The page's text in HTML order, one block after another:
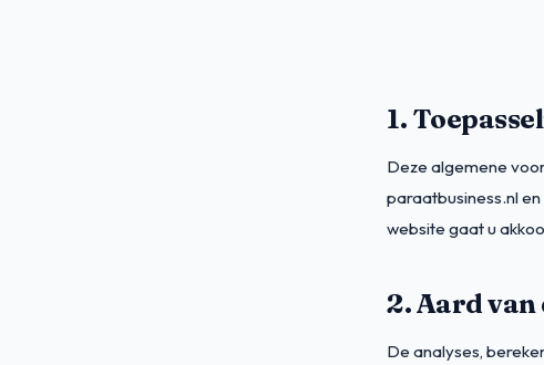
1.
Deze algemene
paraatbusiness.nl
website gaat u
2. Aard
De analyses,